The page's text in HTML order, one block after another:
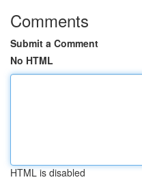
Comments
Submit a Comment
No HTML
HTML is disabled